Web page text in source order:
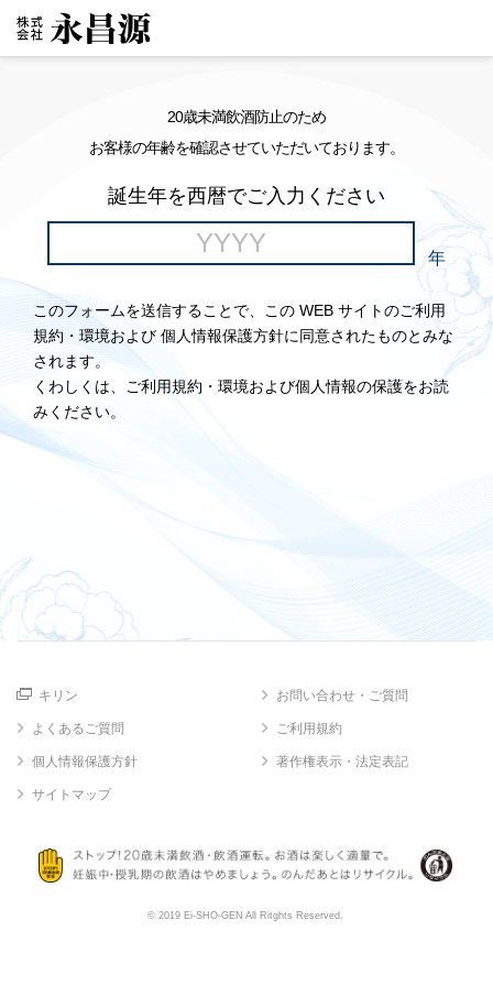
20歳未満飲酒防止のため
お客様の年齢を確認させていただいております。
誕生年を西暦でご入力ください
年
このフォームを送信することで、この WEB サイトのご利用
規約・環境および 個人情報保護方針に同意されたものとみな
されます。
くわしくは、ご利用規約・環境および個人情報の保護をお読
みください。
キリン お問い合わせ・ご質問
よくあるご質問 ご利用規約
個人情報保護方針 著作権表示・法定表記
サイトマップ
© 2019 Ei-SHO-GEN All Ritghts Reserved.